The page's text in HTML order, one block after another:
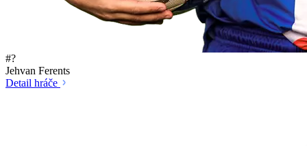
#?
Jehvan Ferents
Detail hráče